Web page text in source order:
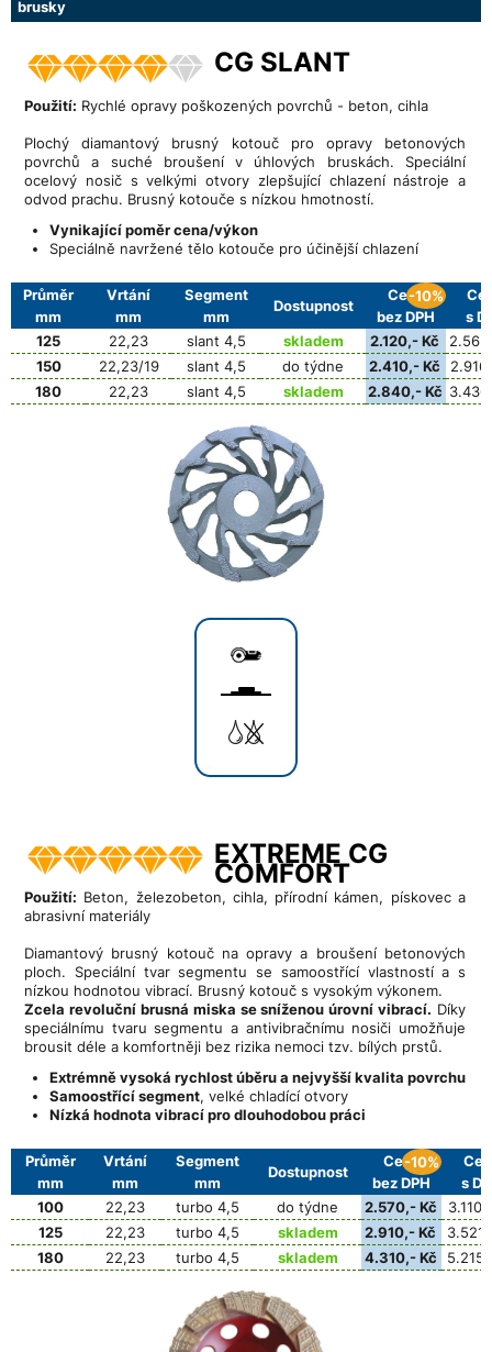
brusky
CG SLANT
Použití: Rychlé opravy poškozených povrchů - beton, cihla
Plochý diamantový brusný kotouč pro opravy betonových
povrchů a suché broušení v úhlových bruskách. Speciální
ocelový nosič s velkými otvory zlepšující chlazení nástroje a
odvod prachu. Brusný kotouče s nízkou hmotností.
Vynikající poměr cena/výkon
Speciálně navržené tělo kotouče pro účinější chlazení
Průměr
mm
Vrtání
mm
Segment
mm
Dostupnost
Cena
bez DPH
-10%
s
125
22,23 slant 4,5 skladem 2.120,- Kč
150
22,23/19 slant 4,5 do týdne 2.410,- Kč
180
22,23 slant 4,5 skladem 2.840,- Kč
EXTREME CG
COMFORT
Použití: Beton, železobeton, cihla, přírodní kámen, pískovec a
abrasivní materiály
Diamantový brusný kotouč na opravy a broušení betonových
ploch. Speciální tvar segmentu se samoostřící vlastností a s
nízkou hodnotou vibrací. Brusný kotouč s vysokým výkonem.
Zcela revoluční brusná miska se sníženou úrovní vibrací. Díky
speciálnímu tvaru segmentu a antivibračnímu nosiči umožňuje
brousit déle a komfortněji bez rizika nemoci tzv. bílých prstů.
Extrémně vysoká rychlost úběru a nejvyšší kvalita povrchu
Samoostřící segment, velké chladící otvory
Nízká hodnota vibrací pro dlouhodobou práci
Průměr
mm
Vrtání
mm
Segment
mm
Dostupnost
Cena
bez DPH
-10%
s
100
22,23 turbo 4,5 do týdne 2.570,- Kč
125
22,23 turbo 4,5 skladem 2.910,- Kč
180
22,23 turbo 4,5 skladem 4.310,- Kč